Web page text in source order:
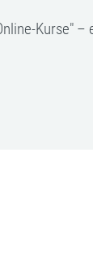
Kurse"